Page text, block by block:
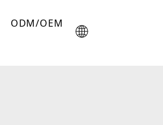
ODM/OEM